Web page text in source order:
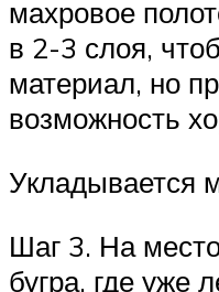
махровое
в 2-3 слоя,
материал, но
возможность
Укладывается
Шаг 3. На
бугра, где уже